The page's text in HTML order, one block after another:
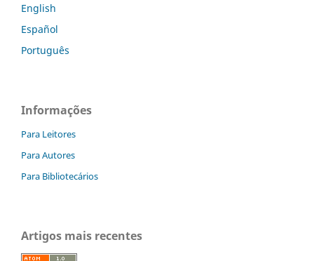
English
Español
Português
Informações
Para Leitores
Para Autores
Para Bibliotecários
Artigos mais recentes